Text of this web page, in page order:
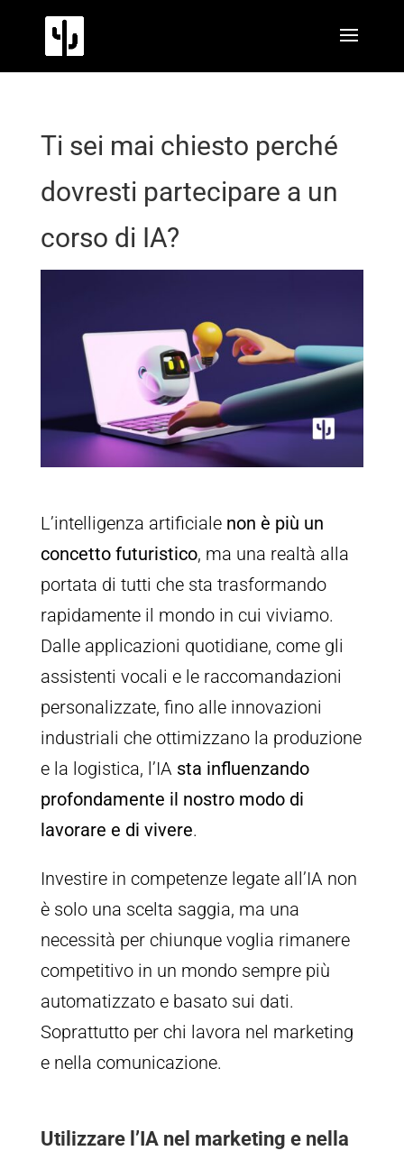
Ti sei mai chiesto perché
dovresti partecipare a un
corso di IA?
L’intelligenza artificiale non è più un
concetto futuristico, ma una realtà alla
portata di tutti che sta trasformando
rapidamente il mondo in cui viviamo.
Dalle applicazioni quotidiane, come gli
assistenti vocali e le raccomandazioni
personalizzate, fino alle innovazioni
industriali che ottimizzano la produzione
e la logistica, l’IA sta influenzando
profondamente il nostro modo di
lavorare e di vivere.
Investire in competenze legate all’IA non
è solo una scelta saggia, ma una
necessità per chiunque voglia rimanere
competitivo in un mondo sempre più
automatizzato e basato sui dati.
Soprattutto per chi lavora nel marketing
e nella comunicazione.
Utilizzare l’IA nel marketing e nella